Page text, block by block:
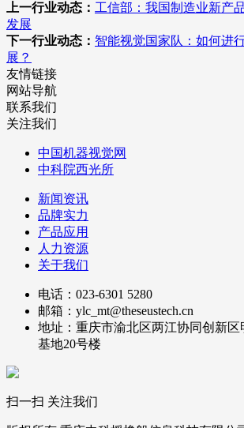
上一行业动态： 工信部：我国制造业新产
发展
下一行业动态： 智能视觉国家队：如何进
展？
友情链接
网站导航
联系我们
关注我们
中国机器视觉网
中科院西光所
新闻资讯
品牌实力
产品应用
人力资源
关于我们
电话：023-6301 5280
邮箱：ylc_mt@theseustech.cn
地址：重庆市渝北区两江协同创新
基地20号楼
扫一扫 关注我们